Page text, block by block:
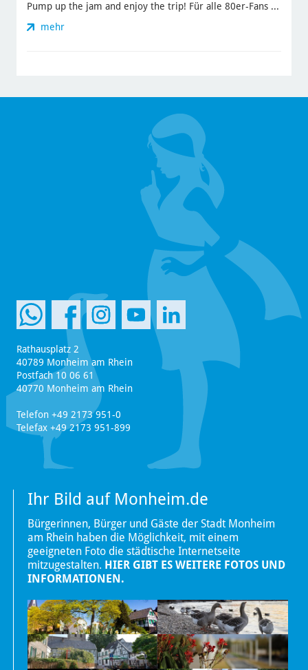
Pump up the jam and enjoy the trip! Für alle 80er-Fans ...
mehr
Rathausplatz 2
40789 Monheim am Rhein
Postfach 10 06 61
40770 Monheim am Rhein
Telefon +49 2173 951-0
Telefax +49 2173 951-899
Ihr Bild auf Monheim.de
Bürgerinnen, Bürger und Gäste der Stadt Monheim
am Rhein haben die Möglichkeit, mit einem
geeigneten Foto die städtische Internetseite
mitzugestalten. HIER GIBT ES WEITERE FOTOS UND
INFORMATIONEN.